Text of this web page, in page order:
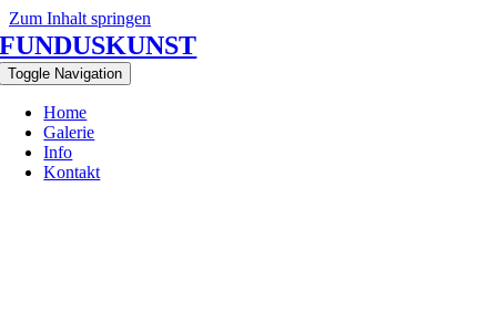
Zum Inhalt springen
FUNDUSKUNST
Toggle Navigation
Home
Galerie
Info
Kontakt